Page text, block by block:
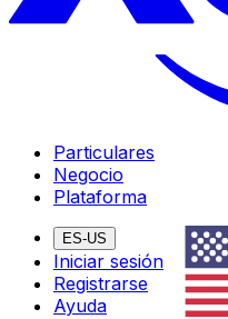
Particulares
Negocio
Plataforma
ES-US
Iniciar sesión
Registrarse
Ayuda